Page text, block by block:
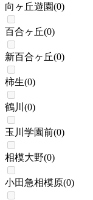
向ヶ丘遊園(0)
百合ヶ丘(0)
新百合ヶ丘(0)
柿生(0)
鶴川 (0)
玉川学園前(0)
相模大野(0)
小田急相模原(0)